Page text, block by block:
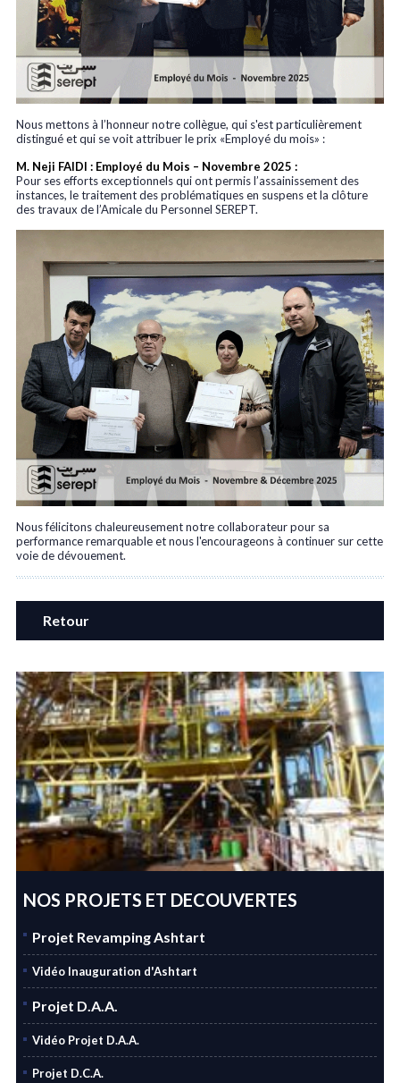
Nous mettons à l’honneur notre collègue, qui s'est particulièrement
distingué et qui se voit attribuer le prix «Employé du mois» :
M. Neji FAIDI : Employé du Mois – Novembre 2025 :
Pour ses efforts exceptionnels qui ont permis l’assainissement des
instances, le traitement des problématiques en suspens et la clôture
des travaux de l’Amicale du Personnel SEREPT.
Nous félicitons chaleureusement notre collaborateur pour sa
performance remarquable et nous l'encourageons à continuer sur cette
voie de dévouement.
Retour
NOS PROJETS ET DECOUVERTES
Projet Revamping Ashtart
Vidéo Inauguration d'Ashtart
Projet D.A.A.
Vidéo Projet D.A.A.
Projet D.C.A.